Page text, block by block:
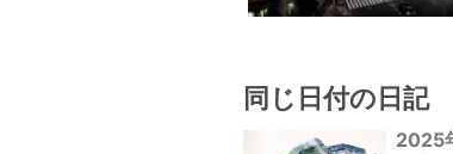
同じ日付の日記
2025